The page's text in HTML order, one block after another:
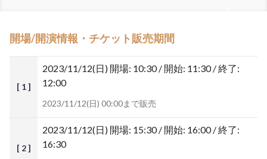
開場/開演情報・チケット販売期間
[ 1 ]
2023/11/12(日) 開場: 10:30 / 開始: 11:30 / 終了:
12:00
2023/11/12(日) 00:00まで販売
[ 2 ]
2023/11/12(日) 開場: 15:30 / 開始: 16:00 / 終了:
16:30